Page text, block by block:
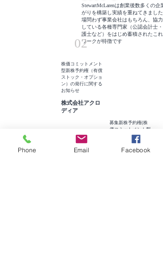
StewartMcLarenは創業後数多くの企
がりを構築し実績を重ねてきました
場問わず事業会社はもちろん、協力
している各種専門家（公認会計士・
護士など）をはじめ蓄積されたこれ
ワークが特徴です
02
株価コミットメント
型新株予約権（有償
ストック・オプショ
ン）の発行に関する
お知らせ
株式会社アクロ
ディア
募集新株予約権(株
価コミットメント型
有償新株予約権)の
発行に関するお知ら
Phone Email Facebook